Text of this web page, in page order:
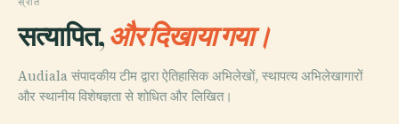
सत्यापित,और दिखाया गया।
Audiala संपादकीय टीम द्वारा ऐतिहासिक अभिलेखों, स्थापत्य अभिलेखागारों
और स्थानीय विशेषज्ञता से शोधित और लिखित।